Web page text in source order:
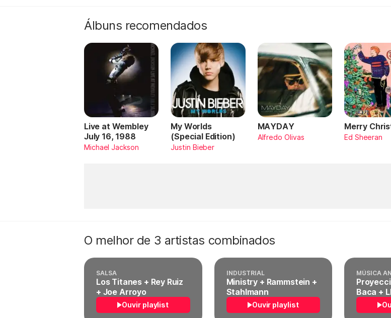
Álbuns recomendados
Live at Wembley
July 16, 1988
Michael Jackson
My Worlds
(Special Edition)
Justin Bieber
MAYDAY
Alfredo Olivas
Merry
Ed Sheeran
O melhor de 3 artistas combinados
SALSA
Los Titanes + Rey Ruiz
+ Joe Arroyo
Ouvir playlist
INDUSTRIAL
Ministry + Rammstein +
Stahlmann
Ouvir playlist
MÚSICA
Baca +